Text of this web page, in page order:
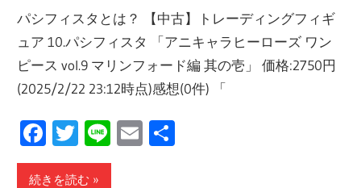
パシフィスタとは？ 【中古】トレーディングフィギ
ュア 10.パシフィスタ 「アニキャラヒーローズ ワン
ピース vol.9 マリンフォード編 其の壱」 価格:2750円
(2025/2/22 23:12時点)感想(0件) 「
Facebook
Twitter
LineEmail
続きを読む